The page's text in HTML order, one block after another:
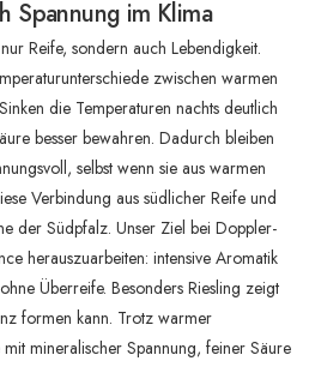
Spannung im Klima
Reife, sondern auch Lebendigkeit.
zwischen warmen
die Temperaturen nachts deutlich
besser bewahren. Dadurch bleiben
selbst wenn sie aus warmen
Verbindung aus südlicher Reife und
der Südpfalz. Unser Ziel bei Doppler-
herauszuarbeiten: intensive Aromatik
Überreife. Besonders Riesling zeigt
formen kann. Trotz warmer
mineralischer Spannung, feiner Säure